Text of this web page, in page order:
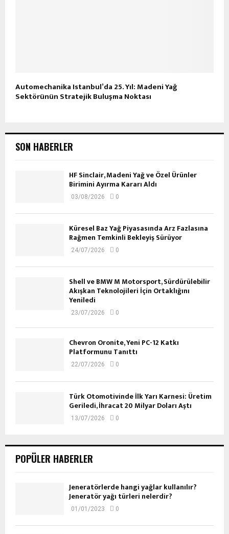
Automechanika Istanbul’da 25. Yıl: Madeni Yağ
Sektörünün Stratejik Buluşma Noktası
SON HABERLER
HF Sinclair, Madeni Yağ ve Özel Ürünler
Birimini Ayırma Kararı Aldı
03/08/2026 0
Küresel Baz Yağ Piyasasında Arz Fazlasına
Rağmen Temkinli Bekleyiş Sürüyor
24/07/2026 0
Shell ve BMW M Motorsport, Sürdürülebilir
Akışkan Teknolojileri İçin Ortaklığını
Yeniledi
23/07/2026 0
Chevron Oronite, Yeni PC-12 Katkı
Platformunu Tanıttı
22/07/2026 0
Türk Otomotivinde İlk Yarı Karnesi: Üretim
Geriledi, İhracat 20 Milyar Doları Aştı
13/07/2026 0
POPÜLER HABERLER
Jeneratörlerde hangi yağlar kullanılır?
Jeneratör yağı türleri nelerdir?
01/01/2023 0